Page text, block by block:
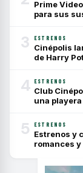
Prime
para sus
3 ESTRENOS
Cinépolis
de Harry
4 ESTRENOS
Club
una
5 ESTRENOS
Estrenos y
romances